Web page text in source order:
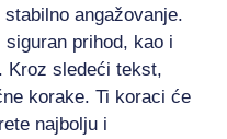
angažovanje.
prihod, kao i
Kroz sledeći tekst,
korake. Ti koraci će
najbolju i